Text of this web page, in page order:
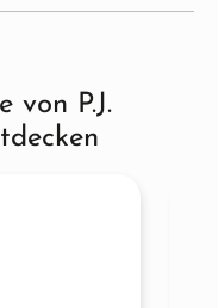
von P.J.